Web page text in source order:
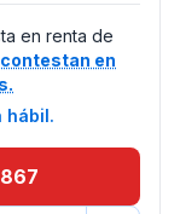
en renta de
en
hábil.